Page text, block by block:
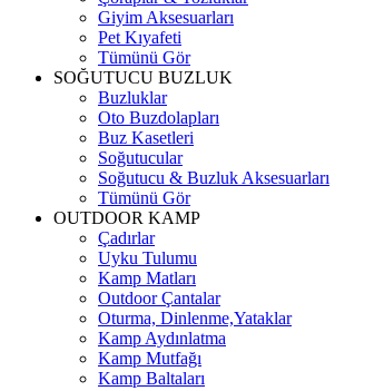
Giyim Aksesuarları
Pet Kıyafeti
Tümünü Gör
SOĞUTUCU BUZLUK
Buzluklar
Oto Buzdolapları
Buz Kasetleri
Soğutucular
Soğutucu & Buzluk Aksesuarları
Tümünü Gör
OUTDOOR KAMP
Çadırlar
Uyku Tulumu
Kamp Matları
Outdoor Çantalar
Oturma, Dinlenme,Yataklar
Kamp Aydınlatma
Kamp Mutfağı
Kamp Baltaları